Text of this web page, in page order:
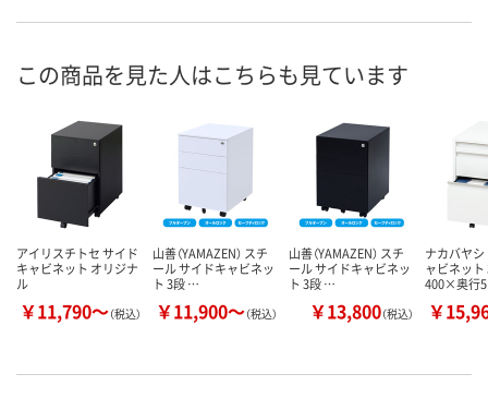
この商品を見た人はこちらも見ています
アイリスチトセ サイド
キャビネット オリジナ
ル
￥11,790～（税込）
山善（YAMAZEN） スチ
ール サイドキャビネッ
ト 3段 …
￥11,900～（税込）
山善（YAMAZEN） スチ
ール サイドキャビネッ
ト 3段 …
￥13,800（税込）
ナカバヤ
ャビネット
400×奥行
￥